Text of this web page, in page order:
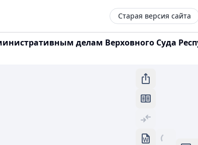
Старая версия сайта
делам Верховного Суда